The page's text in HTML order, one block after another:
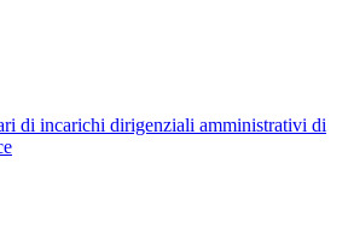
di incarichi dirigenziali amministrativi di